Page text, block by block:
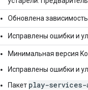
Обновлена
Исправлены ошибки и
Минимальная версия
Исправлены ошибки и
Пакет play-